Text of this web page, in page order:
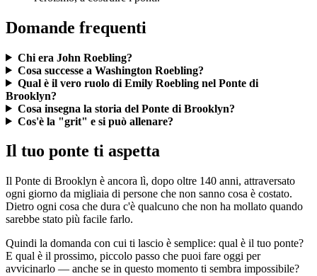
Domande frequenti
Chi era John Roebling?
Cosa successe a Washington Roebling?
Qual è il vero ruolo di Emily Roebling nel Ponte di
Brooklyn?
Cosa insegna la storia del Ponte di Brooklyn?
Cos'è la "grit" e si può allenare?
Il tuo ponte ti aspetta
Il Ponte di Brooklyn è ancora lì, dopo oltre 140 anni, attraversato
ogni giorno da migliaia di persone che non sanno cosa è costato.
Dietro ogni cosa che dura c'è qualcuno che non ha mollato quando
sarebbe stato più facile farlo.
Quindi la domanda con cui ti lascio è semplice: qual è il tuo ponte?
E qual è il prossimo, piccolo passo che puoi fare oggi per
avvicinarlo — anche se in questo momento ti sembra impossibile?